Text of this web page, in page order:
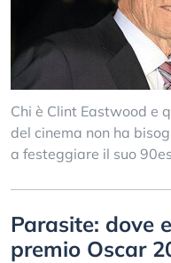
Chi è Clint Eastwood e
del cinema non ha
a festeggiare il suo
Parasite: dove
premio Oscar